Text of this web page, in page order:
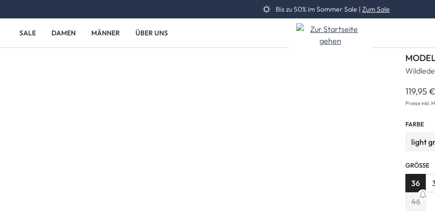
Bis zu 50% im Sommer Sale | Zum Sale
SALE DAMEN MÄNNER ÜBER UNS
119,95 €
Preise inkl.
FARBE
light
GRÖSSE
36
46